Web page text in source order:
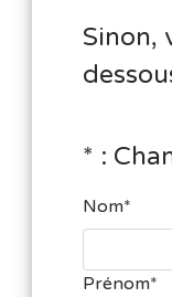
Sinon,
* :
Nom
Prénom